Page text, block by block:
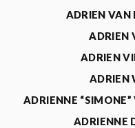
ADRIEN VAN
ADRIEN
ADRIEN
ADRIEN
ADRIENNE
ADRIENNE